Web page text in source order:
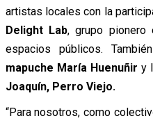
artistas locales con la
Delight Lab, grupo pionero
espacios públicos.
mapuche María Huenuñir y
Joaquín, Perro Viejo.
“Para nosotros, como